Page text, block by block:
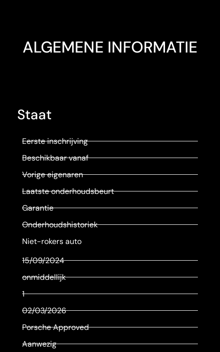
ALGEMENE INFORMATIE
Staat
Eerste inschrijving
Beschikbaar vanaf
Vorige eigenaren
Laatste onderhoudsbeurt
Garantie
Onderhoudshistoriek
Niet-rokers auto
15/09/2024
onmiddellijk
1
02/03/2026
Porsche Approved
Aanwezig